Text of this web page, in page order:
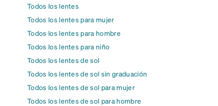
Todos los lentes
Todos los lentes para mujer
Todos los lentes para hombre
Todos los lentes para niño
Todos los lentes de sol
Todos los lentes de sol sin graduación
Todos los lentes de sol para mujer
Todos los lentes de sol para hombre